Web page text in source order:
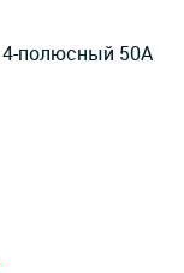
полюсный 50А